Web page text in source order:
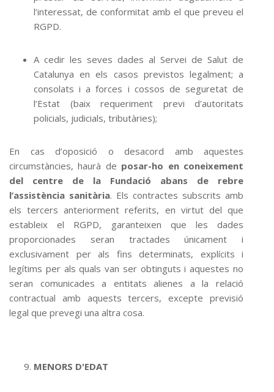
l’interessat, de conformitat amb el que preveu el
RGPD.
A cedir les seves dades al Servei de Salut de
Catalunya en els casos previstos legalment; a
consolats i a forces i cossos de seguretat de
l’Estat (baix requeriment previ d'autoritats
policials, judicials, tributàries);
En cas d’oposició o desacord amb aquestes
circumstàncies, haurà de posar-ho en coneixement
del centre de la Fundació abans de rebre
l’assistència sanitària. Els contractes subscrits amb
els tercers anteriorment referits, en virtut del que
estableix el RGPD, garanteixen que les dades
proporcionades seran tractades únicament i
exclusivament per als fins determinats, explícits i
legítims per als quals van ser obtinguts i aquestes no
seran comunicades a entitats alienes a la relació
contractual amb aquests tercers, excepte previsió
legal que prevegi una altra cosa.
MENORS D'EDAT